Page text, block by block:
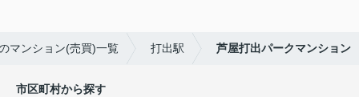
マンション(売買)一覧 打出駅 芦屋打出パークマンション
市区町村から探す